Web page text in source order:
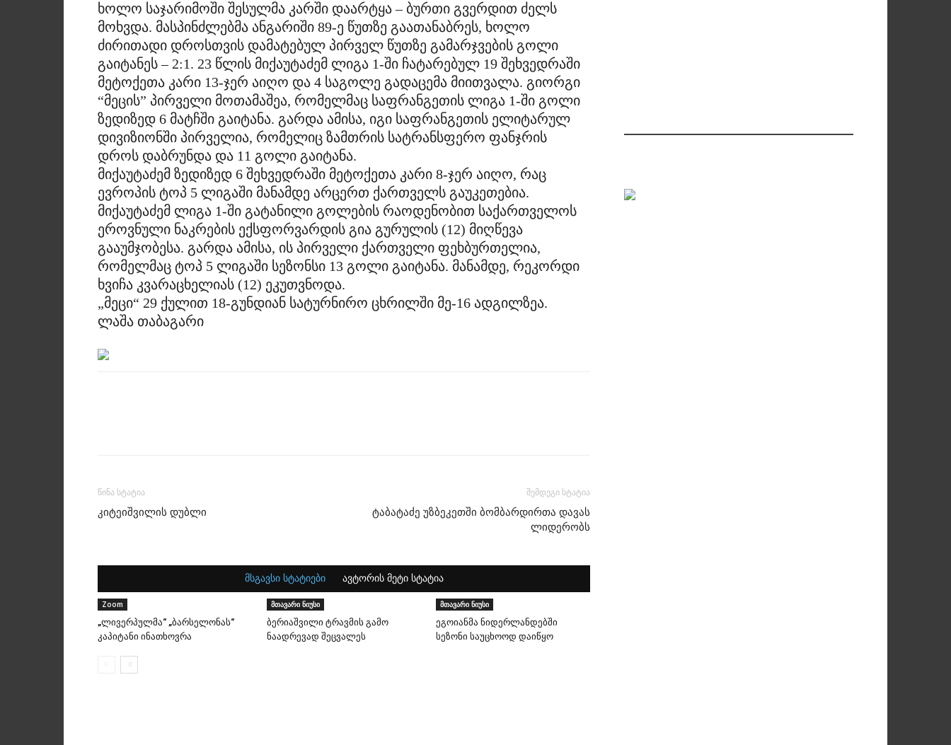
ხოლო საჯარიმოში შესულმა კარში დაარტყა – ბურთი გვერდით ძელს
მოხვდა. მასპინძლებმა ანგარიში 89-ე წუთზე გაათანაბრეს, ხოლო
ძირითადი დროსთვის დამატებულ პირველ წუთზე გამარჯვების გოლი
გაიტანეს – 2:1. 23 წლის მიქაუტაძემ ლიგა 1-ში ჩატარებულ 19 შეხვედრაში
მეტოქეთა კარი 13-ჯერ აიღო და 4 საგოლე გადაცემა მიითვალა. გიორგი
“მეცის” პირველი მოთამაშეა, რომელმაც საფრანგეთის ლიგა 1-ში გოლი
ზედიზედ 6 მატჩში გაიტანა. გარდა ამისა, იგი საფრანგეთის ელიტარულ
დივიზიონში პირველია, რომელიც ზამთრის სატრანსფერო ფანჯრის
დროს დაბრუნდა და 11 გოლი გაიტანა.
მიქაუტაძემ ზედიზედ 6 შეხვედრაში მეტოქეთა კარი 8-ჯერ აიღო, რაც
ევროპის ტოპ 5 ლიგაში მანამდე არცერთ ქართველს გაუკეთებია.
მიქაუტაძემ ლიგა 1-ში გატანილი გოლების რაოდენობით საქართველოს
ეროვნული ნაკრების ექსფორვარდის გია გურულის (12) მიღწევა
გააუმჯობესა. გარდა ამისა, ის პირველი ქართველი ფეხბურთელია,
რომელმაც ტოპ 5 ლიგაში სეზონსი 13 გოლი გაიტანა. მანამდე, რეკორდი
ხვიჩა კვარაცხელიას (12) ეკუთვნოდა.
„მეცი“ 29 ქულით 18-გუნდიან სატურნირო ცხრილში მე-16 ადგილზეა.
ლაშა თაბაგარი
წინა სტატია
კიტეიშვილის დუბლი
შემდეგი სტატია
ტაბატაძე უზბეკეთში ბომბარდირთა დავას
ლიდერობს
მსგავსი სტატიები ავტორის მეტი სტატია
Zoom
„ლივერპულმა“ „ბარსელონას“
კაპიტანი ინათხოვრა
მთავარი ნიუსი
ბერიაშვილი ტრავმის გამო
ნაადრევად შეცვალეს
მთავარი ნიუსი
ეგოიანმა ნიდერლანდებში
სეზონი საუცხოოდ დაიწყო